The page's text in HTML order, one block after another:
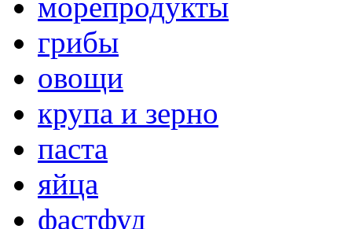
морепродукты
грибы
овощи
крупа и зерно
паста
яйца
фастфуд